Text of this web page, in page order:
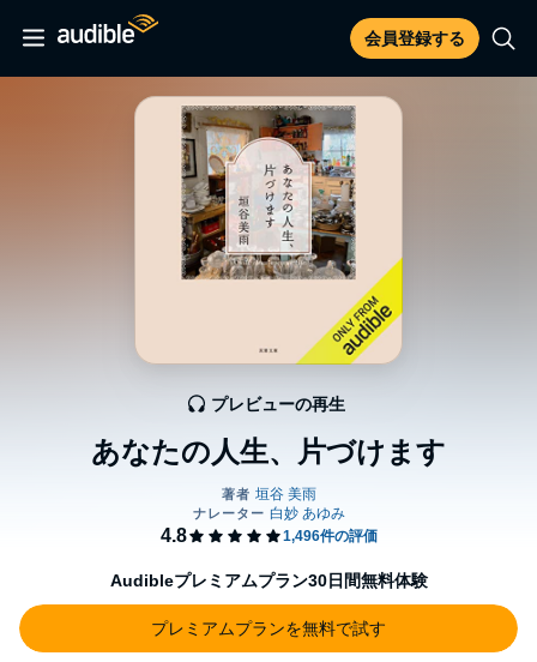
会員登録する
あなたの人生、片づけます
プレビューの再生
Audibleプレミアムプラン30日間無料体験
プレミアムプランを無料で試す